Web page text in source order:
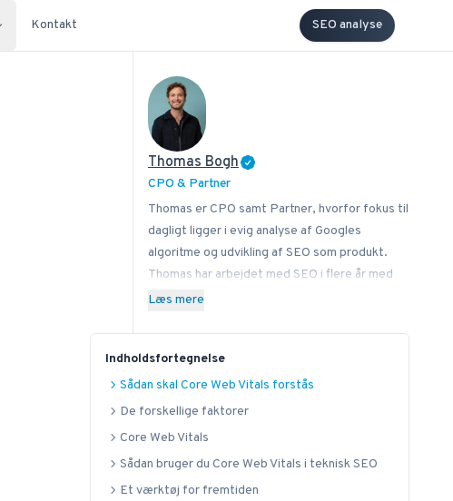
Kontakt SEO analyse
Thomas Bogh
CPO & Partner
Thomas er CPO samt Partner, hvorfor fokus til
dagligt ligger i evig analyse af Googles
algoritme og udvikling af SEO som produkt.
Thomas har arbejdet med SEO i flere år med
stor passion for at sprede know how på,
Bonzer bidrager Thomas med viden til læserne
hos bl.a. Search Engine Journal, DanDomain og
Detailfolk. Herudover underviser han også i
du ønsker eller spørgsmål vedr. SEO universet,
kan du altid kontakte ham på
Læs mere
Indholdsfortegnelse
Sådan skal Core Web Vitals forstås
De forskellige faktorer
Core Web Vitals
Sådan bruger du Core Web Vitals i teknisk SEO
Et værktøj for fremtiden